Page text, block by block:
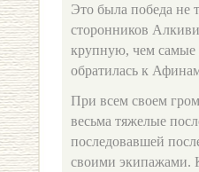
Это была победа не
сторонников
крупную, чем самые
обратилась к
При всем своем
весьма тяжелые
последовавшей
своими экипажами.